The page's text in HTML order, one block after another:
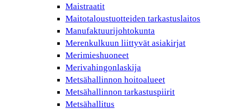
Maistraatit
Maitotaloustuotteiden tarkastuslaitos
Manufaktuurijohtokunta
Merenkulkuun liittyvät asiakirjat
Merimieshuoneet
Merivahingonlaskija
Metsähallinnon hoitoalueet
Metsähallinnon tarkastuspiirit
Metsähallitus